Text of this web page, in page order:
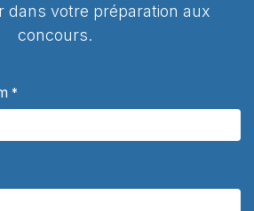
dans votre préparation aux
concours.
*